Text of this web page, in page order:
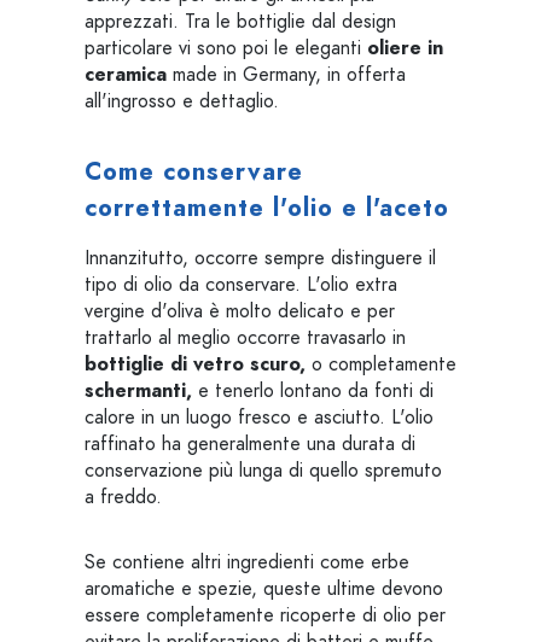
apprezzati. Tra le bottiglie dal design
particolare vi sono poi le eleganti oliere in
ceramica made in Germany, in offerta
all'ingrosso e dettaglio.
Come conservare
correttamente l'olio e l'aceto
Innanzitutto, occorre sempre distinguere il
tipo di olio da conservare. L'olio extra
vergine d'oliva è molto delicato e per
trattarlo al meglio occorre travasarlo in
bottiglie di vetro scuro, o completamente
schermanti, e tenerlo lontano da fonti di
calore in un luogo fresco e asciutto. L'olio
raffinato ha generalmente una durata di
conservazione più lunga di quello spremuto
a freddo.
Se contiene altri ingredienti come erbe
aromatiche e spezie, queste ultime devono
essere completamente ricoperte di olio per